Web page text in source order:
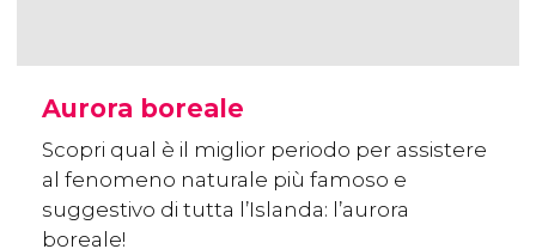
Aurora boreale
Scopri qual è il miglior periodo per assistere
al fenomeno naturale più famoso e
suggestivo di tutta l’Islanda: l’aurora
boreale!